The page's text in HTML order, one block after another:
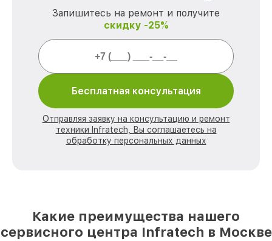
Запишитесь на ремонт и получите
скидку -25%
Бесплатная консультация
Отправляя заявку на консультацию и ремонт
техники Infratech, Вы соглашаетесь на
обработку персональных данных
Какие преимущества нашего
сервисного центра Infratech в Москве